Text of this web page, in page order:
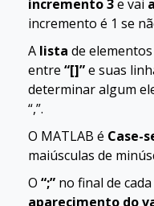
incremento 3e vai
incremento é 1 se
A lista de
entre “[]”e suas
determinar algum
“,”.
O MATLAB é Case-
maiúsculas de
O “;” no final de
aparecimento do